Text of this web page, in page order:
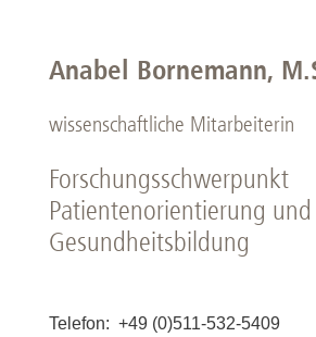
Anabel Bornemann,
wissenschaftliche Mitarbeiterin
Forschungsschwerpunkt
Patientenorientierung und
Gesundheitsbildung
Telefon: +49 (0)511-532-5409